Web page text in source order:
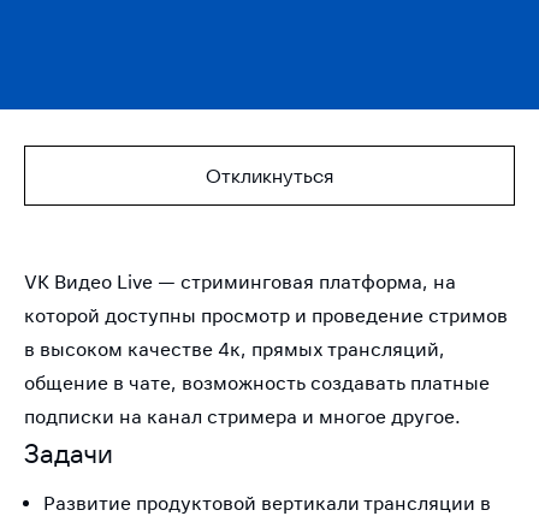
Откликнуться
VK Видео Live — стриминговая платформа, на
которой доступны просмотр и проведение стримов
в высоком качестве 4к, прямых трансляций,
общение в чате, возможность создавать платные
подписки на канал стримера и многое другое.
Задачи
Развитие продуктовой вертикали трансляции в